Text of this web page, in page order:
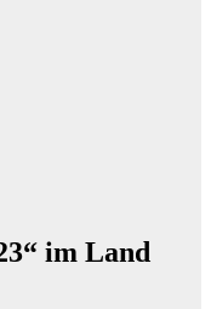
im Land